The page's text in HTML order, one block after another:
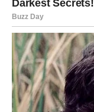
Pred vama su
LAV
Vaš trud više neće
Dolazi priznanje